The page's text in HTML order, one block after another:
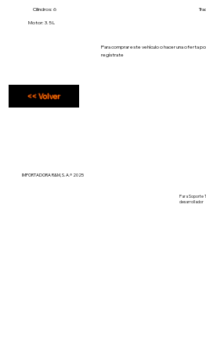
Motor: 3.5 L
Cilindros: 6
<< Volver
Para comprar este vehículo o hacer una oferta
regístrate
IMPORTADORA R&M, S. A.® 2025
Para Soporte
desarrollador